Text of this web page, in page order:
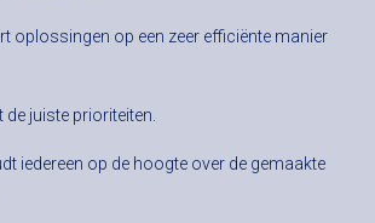
oplossingen op een zeer efficiënte manier
de juiste prioriteiten.
iedereen op de hoogte over de gemaakte